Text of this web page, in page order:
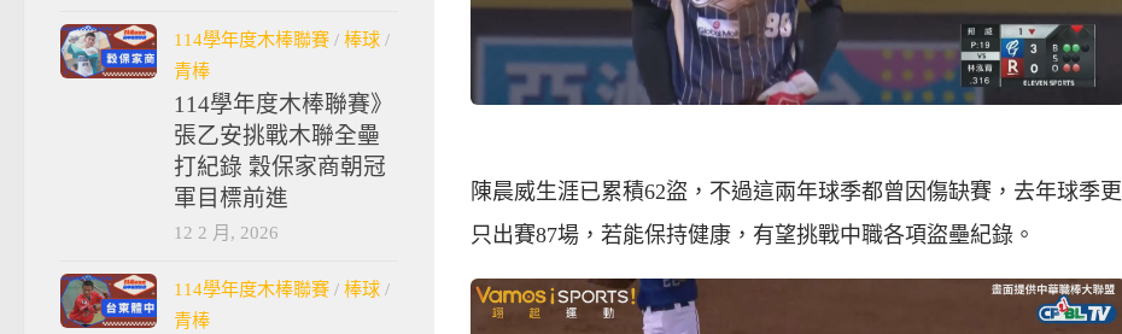
陳晨威生涯已累積62盜，不過這兩年球季都曾因傷缺賽，去年球季更
只出賽87場，若能保持健康，有望挑戰中職各項盜壘紀錄。
114學年度木棒聯賽 / 棒球 /
青棒
114學年度木棒聯賽》
張乙安挑戰木聯全壘
打紀錄 穀保家商朝冠
軍目標前進
12 2 月, 2026
114學年度木棒聯賽 / 棒球 /
青棒